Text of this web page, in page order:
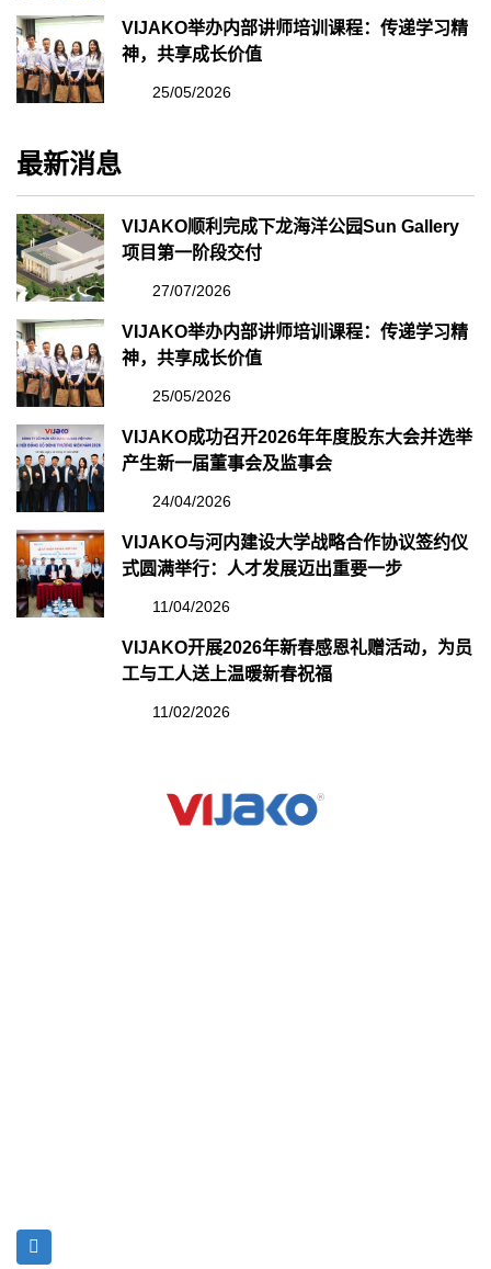
VIJAKO举办内部讲师培训课程：传递学习精
神，共享成长价值
25/05/2026
最新消息
VIJAKO顺利完成下龙海洋公园Sun Gallery
项目第一阶段交付
27/07/2026
VIJAKO举办内部讲师培训课程：传递学习精
神，共享成长价值
25/05/2026
VIJAKO成功召开2026年年度股东大会并选举
产生新一届董事会及监事会
24/04/2026
VIJAKO与河内建设大学战略合作协议签约仪
式圆满举行：人才发展迈出重要一步
11/04/2026
VIJAKO开展2026年新春感恩礼赠活动，为员
工与工人送上温暖新春祝福
11/02/2026